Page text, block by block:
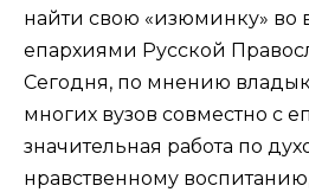
найти свою «изюминку» во
епархиями Русской
Сегодня, по мнению
многих вузов совместно с
значительная работа по
нравственному